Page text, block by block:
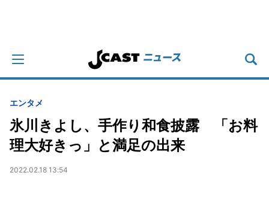
エンタメ
氷川きよし、手作り和食披露 「お料
理大好きっ」と満足の出来
2022.02.18 13:54